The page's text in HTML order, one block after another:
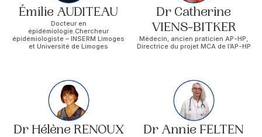
Émilie AUDITEAU
Docteur en
épidémiologie.Chercheur
épidémiologiste – INSERM Limoges
et Université de Limoges
Dr Catherine
VIENS-BITKER
Médecin, ancien praticien AP-HP,
Directrice du projet MCA de l’AP-HP
Dr Hélène RENOUX Dr Annie FELTEN